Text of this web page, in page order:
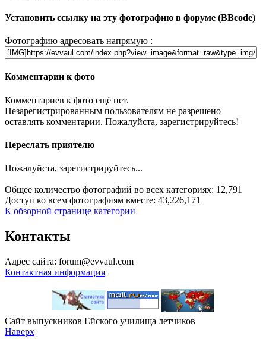
Установить ссылку на эту фотографию в форуме (BBcode)
Фотографию адресовать напрямую :
Комментарии к фото
Комментариев к фото ещё нет.
Незарегистрированным пользователям не разрешено
оставлять комментарии. Пожалуйста, зарегистрируйтесь!
Переслать приятелю
Пожалуйста, зарегистрируйтесь...
Общее количество фотографий во всех категориях: 12,791
Доступ ко всем фотографиям вместе: 43,226,171
К обзорной странице категории
Контакты
Адрес сайта: forum@evvaul.com
Контактная информация
Сайт выпускников Ейского училища летчиков
Наверх